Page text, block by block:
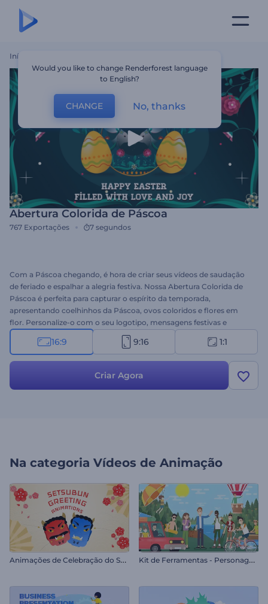
Início
Abertura Colorida de Páscoa
767 Exportações 7 segundos
Com a Páscoa chegando, é hora de criar seus vídeos de saudação
de feriado e espalhar a alegria festiva. Nossa Abertura Colorida de
Páscoa é perfeita para capturar o espírito da temporada,
apresentando coelhinhos da Páscoa, ovos coloridos e flores em
flor. Personalize-o com o seu logotipo, mensagens festivas e
música alegre para fazer com que seus espectadores sintam o calor
e a empolgação da Páscoa. Ideal para vídeos de saudação, cartões
muito mais. Crie agora e dê vida ao espírito da Páscoa!
16:9 9:16 1:1
Criar Agora
Na categoria Vídeos de Animação
A
nimações de Celebração do Setsubun K
it de Ferramentas - Personagens e Aventuras
Would you like to change Renderforest language
to English?
CHANGE No, thanks